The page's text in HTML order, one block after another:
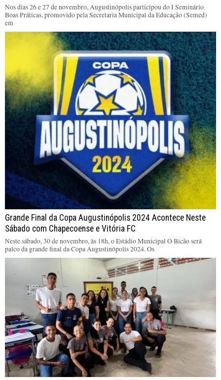
Nos dias 26 e 27 de novembro, Augustinópolis participou do I Seminário
Boas Práticas, promovido pela Secretaria Municipal da Educação (Semed)
em
Grande Final da Copa Augustinópolis 2024 Acontece Neste
Sábado com Chapecoense e Vitória FC
Neste sábado, 30 de novembro, às 18h, o Estádio Municipal O Bicão será
palco da grande final da Copa Augustinópolis 2024. Os